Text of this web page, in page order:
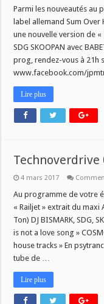
Parmi les nouveautés au
label allemand Sum Over
une nouvelle version de «
SDG SKOOPAN avec
prog, rendez-vous à 21h
www.facebook.com/
Lire plus
Technoverdrive
4 mars 2017
Au programme de votre
« Railjet » extrait du maxi
Ton) DJ BISMARK, SDG,
is not a love song »
house tracks » En
tube de …
Lire plus